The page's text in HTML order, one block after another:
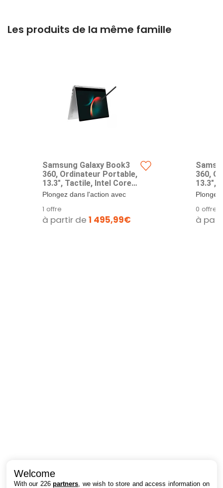
Les produits de la même famille
Samsung Galaxy Book3
360, Ordinateur Portable,
13.3", Tactile, Intel Core
i7, 16 Go RAM, 512 Go
SSD, Iris Xe Graphics, Evo,
Argent, Clavier AZERTY
FR
Plongez dans l'action avec
Vivez l'action...
1 offre
à partir de 1 495,99€
360,
13.3",
Evo i5,
SSD,
FR
Vivez
0 offre
à
Intéressant ? Partagez !
Welcome
With our 226partners , we wish to store and access information on